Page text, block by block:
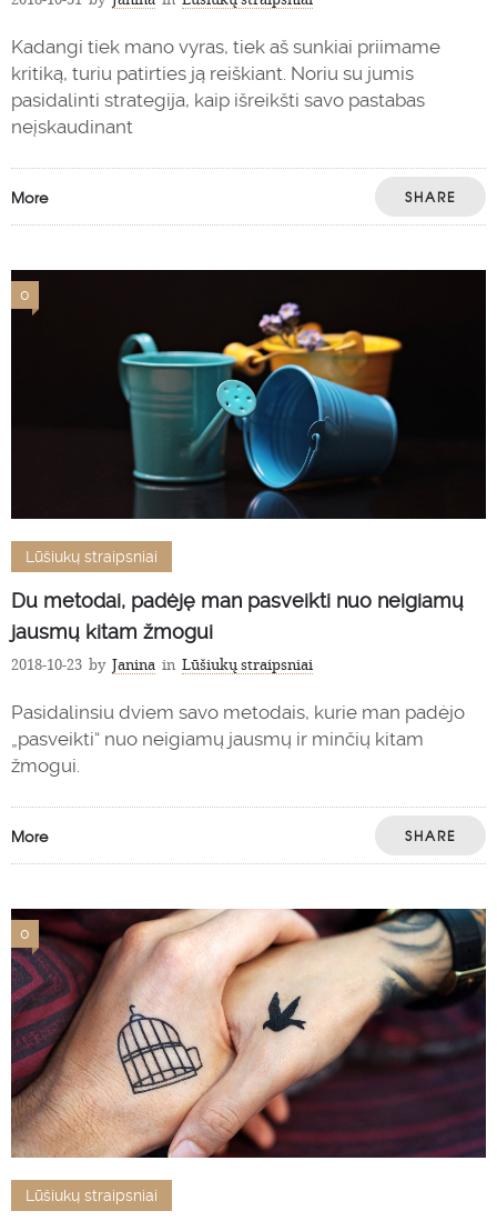
Kadangi tiek mano vyras, tiek aš sunkiai priimame
kritiką, turiu patirties ją reiškiant. Noriu su jumis
pasidalinti strategija, kaip išreikšti savo pastabas
neįskaudinant
More SHARE
0
Lūšiukų straipsniai
Du metodai, padėję man pasveikti nuo neigiamų
jausmų kitam žmogui
2018-10-23 by Janina in Lūšiukų straipsniai
Pasidalinsiu dviem savo metodais, kurie man padėjo
„pasveikti“ nuo neigiamų jausmų ir minčių kitam
žmogui.
More SHARE
0
Lūšiukų straipsniai